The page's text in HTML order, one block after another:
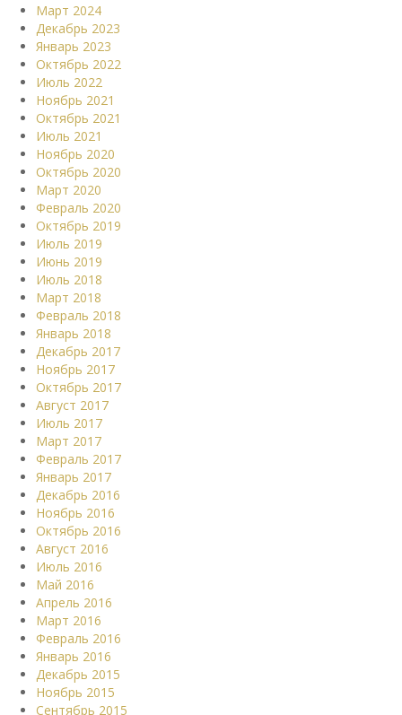
Март 2024
Декабрь 2023
Январь 2023
Октябрь 2022
Июль 2022
Ноябрь 2021
Октябрь 2021
Июль 2021
Ноябрь 2020
Октябрь 2020
Март 2020
Февраль 2020
Октябрь 2019
Июль 2019
Июнь 2019
Июль 2018
Март 2018
Февраль 2018
Январь 2018
Декабрь 2017
Ноябрь 2017
Октябрь 2017
Август 2017
Июль 2017
Март 2017
Февраль 2017
Январь 2017
Декабрь 2016
Ноябрь 2016
Октябрь 2016
Август 2016
Июль 2016
Май 2016
Апрель 2016
Март 2016
Февраль 2016
Январь 2016
Декабрь 2015
Ноябрь 2015
Сентябрь 2015